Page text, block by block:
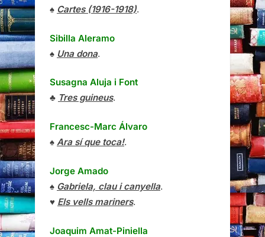
♠ Cartes (1916-1918).
Sibilla Aleramo
♠ Una dona.
Susagna Aluja i Font
♣ Tres guineus.
Francesc-Marc Álvaro
♠ Ara sí que toca!.
Jorge Amado
♠ Gabriela, clau i canyella.
♥ Els vells mariners.
Joaquim Amat-Piniella